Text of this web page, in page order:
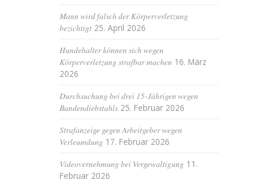
Mann wird falsch der Körperverletzung
bezichtigt 25. April 2026
Hundehalter können sich wegen
Körperverletzung strafbar machen 16. März
2026
Durchsuchung bei drei 15-Jährigen wegen
Bandendiebstahls 25. Februar 2026
Strafanzeige gegen Arbeitgeber wegen
Verleumdung 17. Februar 2026
Videovernehmung bei Vergewaltigung 11.
Februar 2026